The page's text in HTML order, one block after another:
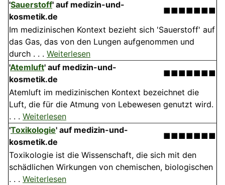
'Sauerstoff' auf medizin-und-
kosmetik.de
■■■■■■■
Im medizinischen Kontext bezieht sich 'Sauerstoff' auf
das Gas, das von den Lungen aufgenommen und
durch . . . Weiterlesen
'Atemluft' auf medizin-und-
kosmetik.de
■■■■■■■
Atemluft im medizinischen Kontext bezeichnet die
Luft, die für die Atmung von Lebewesen genutzt wird.
. . . Weiterlesen
'Toxikologie' auf medizin-und-
kosmetik.de
■■■■■■■
Toxikologie ist die Wissenschaft, die sich mit den
schädlichen Wirkungen von chemischen, biologischen
. . . Weiterlesen